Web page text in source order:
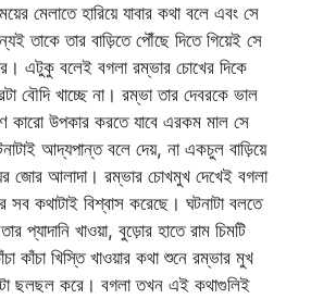
মেলাতে হারিয়ে যাবার কথা বলে এবং সে
তাকে তার বাড়িতে পৌঁছে দিতে গিয়েই সে
এটুকু বলেই বগলা রম্ভার চোখের দিকে
বৌদি খাচ্ছে না। রম্ভা তার দেবরকে ভাল
কারো উপকার করতে যাবে এরকম মাল সে
আদ্যপান্ত বলে দেয়, না একচুল বাড়িয়ে
জোর আলাদা। রম্ভার চোখমুখ দেখেই বগলা
সব কথাটাই বিশ্বাস করেছে। ঘটনাটা বলতে
প্যাদানি খাওয়া, বুড়োর হাতে রাম চিমটি
কাঁচা খিস্তি খাওয়ার কথা শুনে রম্ভার মুখ
ছলছল করে। বগলা তখন এই কথাগুলিই